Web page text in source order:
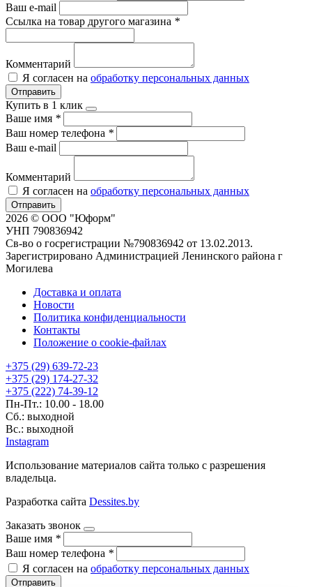
Ваш e-mail
Ссылка на товар другого магазина *
Комментарий
Я согласен на обработку персональных данных
Отправить
Купить в 1 клик
Ваше имя *
Ваш номер телефона *
Ваш e-mail
Комментарий
Я согласен на обработку персональных данных
Отправить
2026 © ООО "Юформ"
УНП 790836942
Св-во о госрегистрации №790836942 от 13.02.2013.
Зарегистрировано Администрацией Ленинского района г
Могилева
Доставка и оплата
Новости
Политика конфиденциальности
Контакты
Положение о cookie-файлах
+375 (29) 639-72-23
+375 (29) 174-27-32
+375 (222) 74-39-12
Пн-Пт.: 10.00 - 18.00
Сб.: выходной
Вс.: выходной
Instagram
Использование материалов сайта только с разрешения
владельца.
Разработка сайта Dessites.by
Заказать звонок
Ваше имя *
Ваш номер телефона *
Я согласен на обработку персональных данных
Отправить